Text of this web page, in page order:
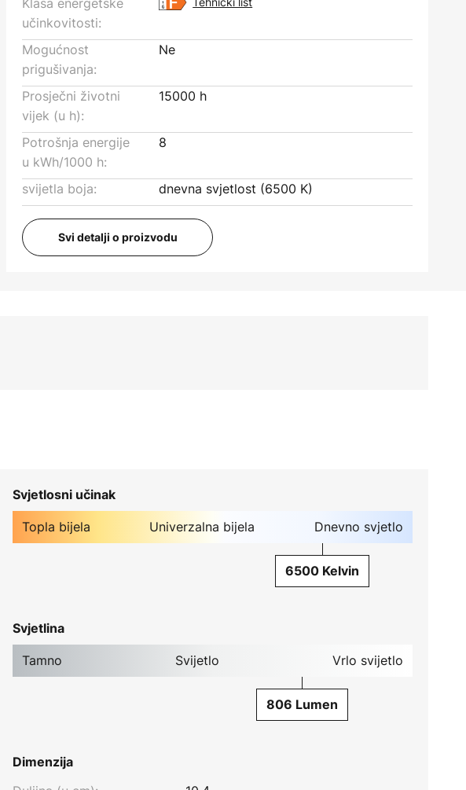
učinkovitosti:
Mogućnost
prigušivanja:
Ne
Prosječni životni
vijek (u h):
15000 h
Potrošnja energije
u kWh/1000 h:
8
svijetla boja: dnevna svjetlost (6500 K)
Svi detalji o proizvodu
Svjetlosni učinak
Topla bijela Univerzalna bijela Dnevno svjetlo
6500 Kelvin
Svjetlina
Tamno Svijetlo Vrlo svijetlo
806 Lumen
Dimenzija